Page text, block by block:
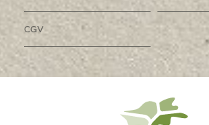
CGV